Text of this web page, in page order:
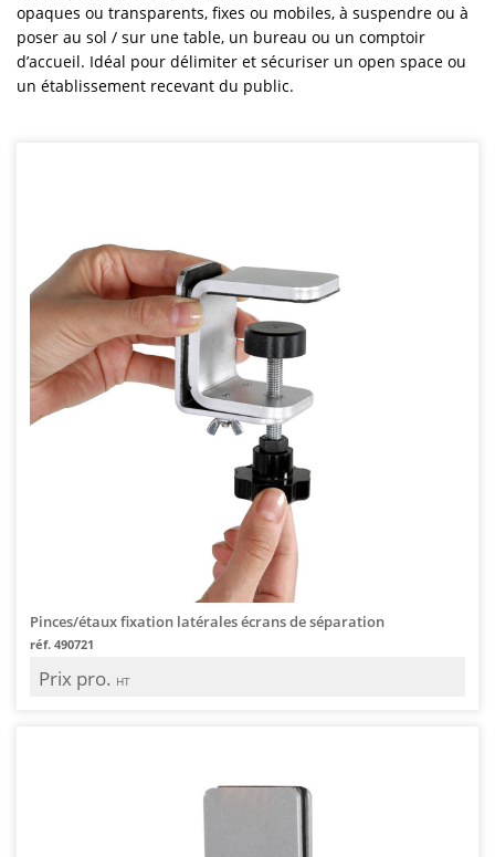
opaques ou transparents, fixes ou mobiles, à suspendre ou à
poser au sol / sur une table, un bureau ou un comptoir
d’accueil. Idéal pour délimiter et sécuriser un open space ou
un établissement recevant du public.
Pinces/étaux fixation latérales écrans de séparation
réf. 490721
Prix pro. HT